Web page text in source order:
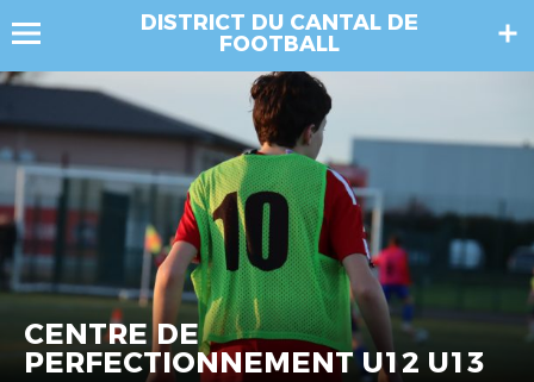
DISTRICT DU CANTAL DE
FOOTBALL
CENTRE DE
PERFECTIONNEMENT U12 U13